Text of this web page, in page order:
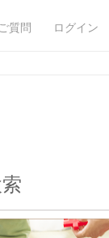
質問 ログイン